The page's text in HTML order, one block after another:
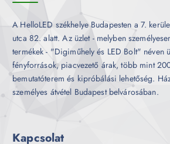
A HelloLED székhelye Budapesten a 7.
utca 82. alatt. Az üzlet - melyben
termékek - "Digiműhely és LED Bolt" néven
fényforrások, piacvezető árak, több mint
bemutatóterem és kipróbálási lehetőség.
személyes átvétel Budapest belvárosában.
Kapcsolat